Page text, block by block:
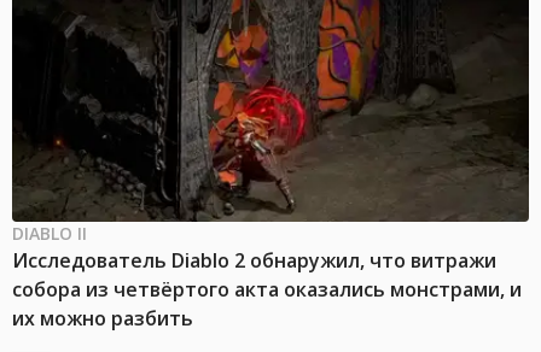
DIABLO II
Исследователь Diablo 2 обнаружил, что витражи
собора из четвёртого акта оказались монстрами, и
их можно разбить